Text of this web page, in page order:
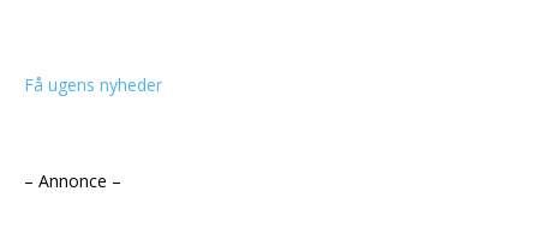
Få ugens nyheder
– Annonce –